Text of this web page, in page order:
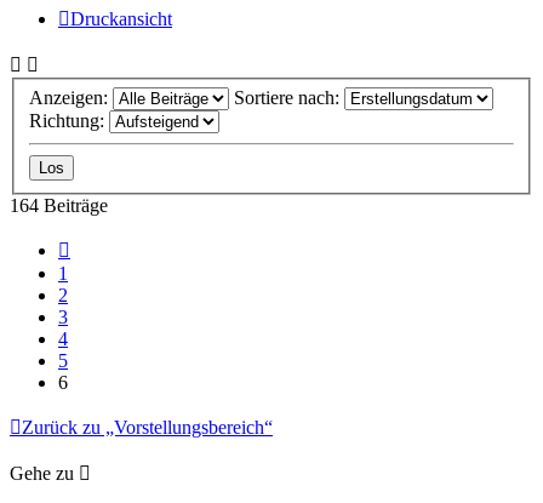
Druckansicht
Anzeigen:
Sortiere nach:
Richtung:
164 Beiträge
1
2
3
4
5
6
Zurück zu „Vorstellungsbereich“
Gehe zu